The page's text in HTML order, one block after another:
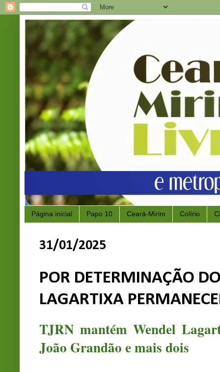
Página inicial Papo 10 Ceará-Mirim Colírio
31/01/2025
POR DETERMINAÇÃO
LAGARTIXA
TJRN mantém Wendel
João Grandão e mais dois